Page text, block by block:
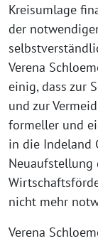
Kreisumlage
der
Verena
einig, dass zur
und zur
formeller und
in die Indeland
Neuaufstellung
nicht mehr
Verena